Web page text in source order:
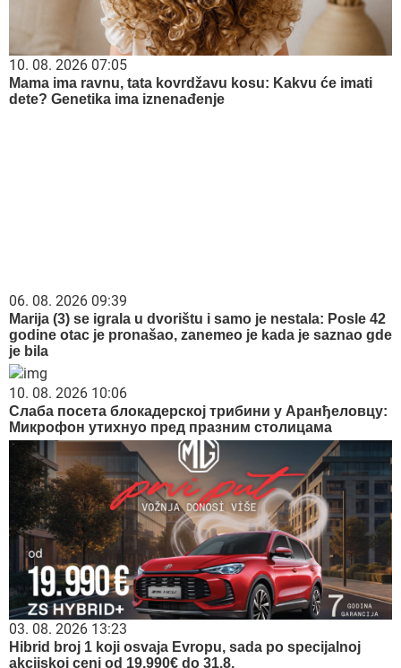
10. 08. 2026 07:05
Mama ima ravnu, tata kovrdžavu kosu: Kakvu će imati
dete? Genetika ima iznenađenje
06. 08. 2026 09:39
Marija (3) se igrala u dvorištu i samo je nestala: Posle 42
godine otac je pronašao, zanemeo je kada je saznao gde
je bila
10. 08. 2026 10:06
Слаба посета блокадерској трибини у Аранђеловцу:
Микрофон утихнуо пред празним столицама
03. 08. 2026 13:23
Hibrid broj 1 koji osvaja Evropu, sada po specijalnoj
akcijskoj ceni od 19.990€ do 31.8.